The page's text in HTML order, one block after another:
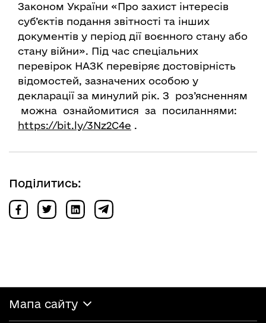
Законом України «Про захист інтересів
суб’єктів подання звітності та інших
документів у період дії воєнного стану або
стану війни». Під час спеціальних
перевірок НАЗК перевіряє достовірність
відомостей, зазначених особою у
декларації за минулий рік. З роз’ясненням
можна ознайомитися за посиланнями:
https://bit.ly/3Nz2C4e .
Поділитись:
Мапа сайту